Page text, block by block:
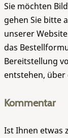
Sie möchten
gehen Sie bitte
unserer
das
Bereitstellung
entstehen,
Kommentar
Ist Ihnen etwas